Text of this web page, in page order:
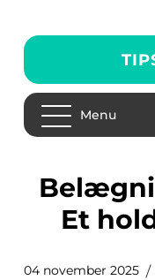
Menu
Belægning i Aabenraa:
Et
04 november 2025